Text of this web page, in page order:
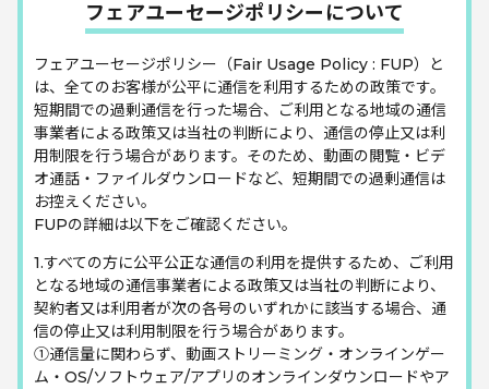
300MB 500MB 1GB 無制限
1,650 1,850 2,370 円
ガーンジー島
300MB 500MB 1GB 無制限
1,080円 1,180 円 1,850円 1,910円
キプロス
300MB 500MB 1GB 無制限
630円 680円 860円 1,430円
ギリシャ
300MB 500MB 1GB 無制限
フェアユーセージポリシーについて
フェアユーセージポリシー（Fair Usage Policy : FUP）と
は、全てのお客様が公平に通信を利用するための政策です。
短期間での過剰通信を行った場合、ご利用となる地域の通信
事業者による政策又は当社の判断により、通信の停止又は利
用制限を行う場合があります。そのため、動画の閲覧・ビデ
オ通話・ファイルダウンロードなど、短期間での過剰通信は
お控えください。
FUPの詳細は以下をご確認ください。
1.すべての方に公平公正な通信の利用を提供するため、ご利用
となる地域の通信事業者による政策又は当社の判断により、
契約者又は利用者が次の各号のいずれかに該当する場合、通
信の停止又は利用制限を行う場合があります。
①通信量に関わらず、動画ストリーミング・オンラインゲー
ム・OS/ソフトウェア/アプリのオンラインダウンロードやア